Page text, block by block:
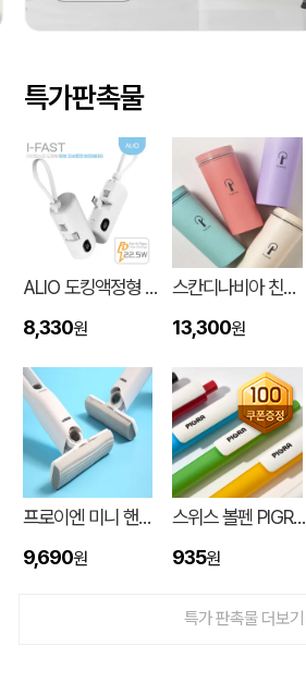
특가판촉물
ALIO 도킹액정형 고속충전PD22.5W 아이패스트 보조배터리 5000mAh
8,330원
스칸디나비아 친환경 목분 소재 국산 에코 티케 친환경 텀블러 600ml
13,300원
프로이엔 미니 핸디 클리너
9,690원
스위스 볼펜 PIGRA P03 피그라 볼펜
935원
특가 판촉물 더보기
신OO